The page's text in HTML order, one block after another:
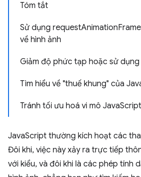
Tóm tắt
Sử dụng
về hình ảnh
Giảm độ phức tạp hoặc sử
Tìm hiểu về "thuế khung" của
Tránh tối ưu hoá vi mô JavaScript
JavaScript thường kích hoạt các
Đôi khi, việc này xảy ra trực tiếp
với kiểu, và đôi khi là các phép tính